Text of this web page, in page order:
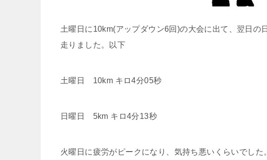
土曜日に10km(アップダウン6回)の大会に出て、翌日の
走りました。以下
土曜日 10km キロ4分05秒
日曜日 5km キロ4分13秒
火曜日に疲労がピークになり、気持ち悪いくらいでし